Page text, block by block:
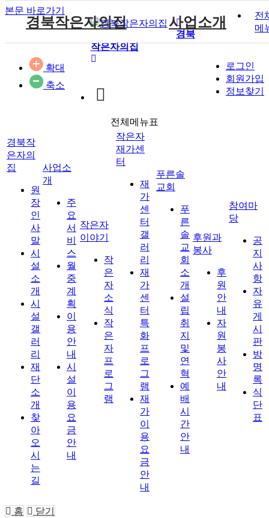
본문 바로가기
확대
축소
로그인
회원가입
정보찾기
경북
작은자의집
경북작은자의집
시설소개
시설갤러리
사업소개
작은자이야기
작은자 프로그램
작은자재가센터
재가센터 갤러리
재가센터 특화프로그램
재가 이용요금 안내
설립취지 및 연혁
예배시간 안내
후원과 봉사
자원봉사 안내
참여마당
전
메
전체메뉴표
경북작
은자의
집
원
장
인
사
말
시
설
소
개
시
설
갤
러
리
재
단
소
개
찾
아
오
시
는
길
사업소
개
주
요
서
비
스
월
중
계
획
이
용
안
내
시
설
이
용
요
금
안
내
작은자
이야기
작
은
자
소
식
작
은
자
프
로
그
램
작은자
재가센
터
재
가
센
터
갤
러
리
재
가
센
터
특
화
프
로
그
램
재
가
이
용
요
금
안
내
푸른솔
교회
푸
른
솔
교
회
소
개
설
립
취
지
및
연
혁
예
배
시
간
안
내
후원과
봉사
후
원
안
내
자
원
봉
사
안
내
참여마
당
공
지
사
항
자
유
게
시
판
방
명
록
식
단
표
홈
닫기